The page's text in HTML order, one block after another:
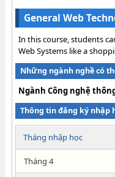
General Web
In this course, students
Web Systems like a
Những ngành nghề có
Ngành Công nghệ
Thông tin đăng ký nhập
Tháng nhập học
Tháng 4